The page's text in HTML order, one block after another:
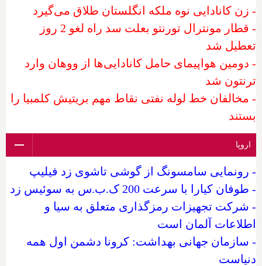
- زن کانادایی نوه ملکه انگلستان طلاق می‌گیرد
- قطار مونترال تورنتو بعلت سد راه لغو 2 روز
تعطیل شد
- دومین هواپیمای حامل کانادایی‌ها از ووهان وارد
ترنتون شد
- مخالفان خط لوله نفتی نقاط مهم بریتیش کلمبیا را
بستند
اروپا
- رونمایی سامسونگ از گوشی تاشوی زد فیلیپ
- طوفان کیارا با سرعت 200 ک.ب.س به سوئیس زد
- شرکت تجهیزات رمزگذاری متعلق به سیا و
اطلاعات آلمان است
- سازمان جهانی بهداشت: کرونا دشمن اول همه
دنیاست